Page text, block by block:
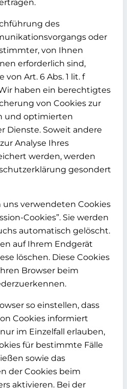
des
oder
von Ihnen
erforderlich sind,
Art. 6 Abs. 1 lit. f
haben ein berechtigtes
von Cookies zur
und optimierten
Dienste. Soweit andere
Analyse Ihres
werden, werden
gesondert
uns verwendeten Cookies
Cookies”. Sie werden
automatisch gelöscht.
auf Ihrem Endgerät
löschen. Diese Cookies
Browser beim
so einstellen, dass
Cookies informiert
im Einzelfall erlauben,
für bestimmte Fälle
sowie das
der Cookies beim
aktivieren. Bei der